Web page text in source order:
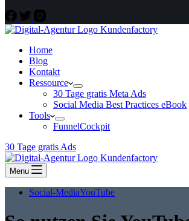
Home
Blog
Kontakt
Ressource
30 Tage gratis Meta Ads
Social Media Best Practices eBook
Tools
FunnelCockpit
30 Tage gratis Ads
Menu
Social-MediaYouTube